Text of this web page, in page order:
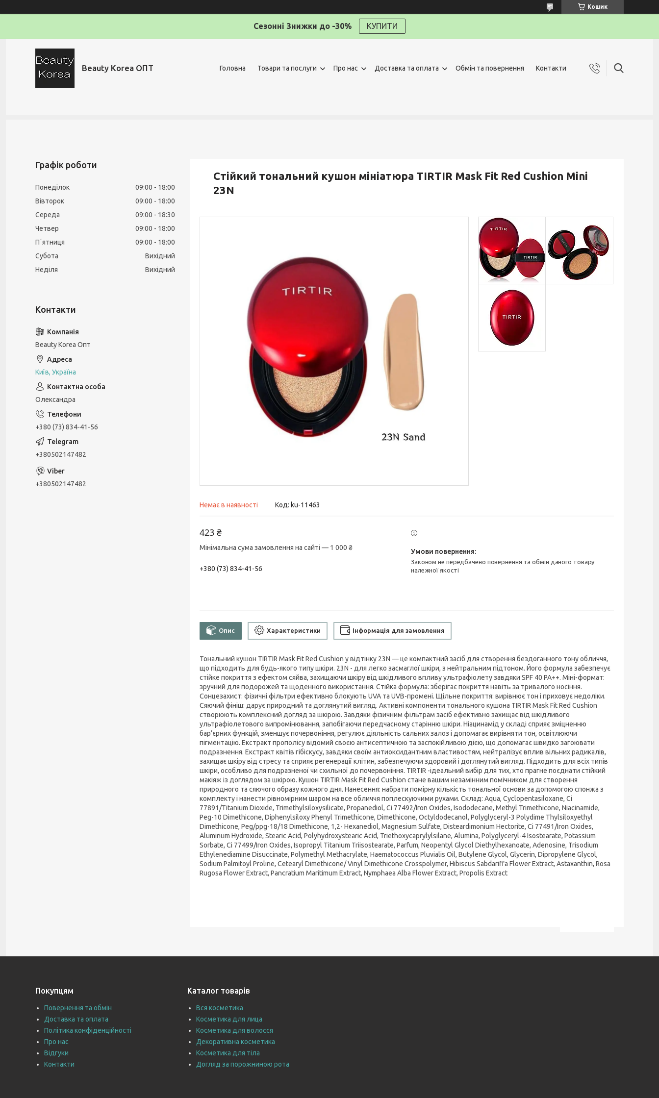
Кошик
Сезонні Знижки до -30% КУПИТИ
Beauty Korea ОПТ Головна Товари та послуги Про нас Доставка та оплата Обмін та повернення Контакти
Стійкий тональний кушон мініатюра TIRTIR Mask Fit Red Cushion Mini
23N
Немає в наявності Код: ku-11463
423 ₴
Мінімальна сума замовлення на сайті — 1 000 ₴
+380 (73) 834-41-56
Законом не передбачено повернення та обмін даного товару
належної якості
Опис Характеристики Інформація для замовлення
Тональний кушон TIRTIR Mask Fit Red Cushion у відтінку 23N — це компактний засіб для створення бездоганного тону обличчя,
що підходить для будь-якого типу шкіри. 23N - для легко засмаглої шкіри, з нейтральним підтоном. Його формула забезпечує
стійке покриття з ефектом сяйва, захищаючи шкіру від шкідливого впливу ультрафіолету завдяки SPF 40 PA++. Міні-формат:
зручний для подорожей та щоденного використання. Стійка формула: зберігає покриття навіть за тривалого носіння.
Сонцезахист: фізичні фільтри ефективно блокують UVA та UVB-промені. Щільне покриття: вирівнює тон і приховує недоліки.
Сяючий фініш: дарує природний та доглянутий вигляд. Активні компоненти тонального кушона TIRTIR Mask Fit Red Cushion
створюють комплексний догляд за шкірою. Завдяки фізичним фільтрам засіб ефективно захищає від шкідливого
ультрафіолетового випромінювання, запобігаючи передчасному старінню шкіри. Ніацинамід у складі сприяє зміцненню
бар’єрних функцій, зменшує почервоніння, регулює діяльність сальних залоз і допомагає вирівняти тон, освітлюючи
пігментацію. Екстракт прополісу відомий своєю антисептичною та заспокійливою дією, що допомагає швидко загоювати
подразнення. Екстракт квітів гібіскусу, завдяки своїм антиоксидантним властивостям, нейтралізує вплив вільних радикалів,
захищає шкіру від стресу та сприяє регенерації клітин, забезпечуючи здоровий і доглянутий вигляд. Підходить для всіх типів
шкіри, особливо для подразненої чи схильної до почервоніння. TIRTIR -ідеальний вибір для тих, хто прагне поєднати стійкий
макіяж із доглядом за шкірою. Кушон TIRTIR Mask Fit Red Cushion стане вашим незамінним помічником для створення
природного та сяючого образу кожного дня. Нанесення: набрати помірну кількість тональної основи за допомогою спонжа з
комплекту і нанести рівномірним шаром на все обличчя поплескуючими рухами. Склад: Aqua, Cyclopentasiloxane, Ci
77891/Titanium Dioxide, Trimethylsiloxysilicate, Propanediol, Ci 77492/Iron Oxides, Isododecane, Methyl Trimethicone, Niacinamide,
Peg-10 Dimethicone, Diphenylsiloxy Phenyl Trimethicone, Dimethicone, Octyldodecanol, Polyglyceryl-3 Polydime Thylsiloxyethyl
Dimethicone, Peg/ppg-18/18 Dimethicone, 1,2- Hexanediol, Magnesium Sulfate, Disteardimonium Hectorite, Ci 77491/Iron Oxides,
Aluminum Hydroxide, Stearic Acid, Polyhydroxystearic Acid, Triethoxycaprylylsilane, Alumina, Polyglyceryl-4 Isostearate, Potassium
Sorbate, Ci 77499/Iron Oxides, Isopropyl Titanium Triisostearate, Parfum, Neopentyl Glycol Diethylhexanoate, Adenosine, Trisodium
Ethylenediamine Disuccinate, Polymethyl Methacrylate, Haematococcus Pluvialis Oil, Butylene Glycol, Glycerin, Dipropylene Glycol,
Sodium Palmitoyl Proline, Cetearyl Dimethicone/ Vinyl Dimethicone Crosspolymer, Hibiscus Sabdariffa Flower Extract, Astaxanthin, Rosa
Rugosa Flower Extract, Pancratium Maritimum Extract, Nymphaea Alba Flower Extract, Propolis Extract
Графік роботи
Понеділок 09:00
18:00
Вівторок
09:00
18:00
Середа
09:00
18:30
Четвер
09:00
18:00
Пʼятниця
09:00
18:00
Субота
Вихідний
Неділя
Вихідний
Beauty Korea Опт
Київ, Україна
Олександра
+380 (73) 834-41-56
+380502147482
+380502147482
Покупцям
Повернення та обмін
Доставка та оплата
Політика конфіденційності
Про нас
Відгуки
Контакти
Каталог товарів
Вся косметика
Косметика для лица
Косметика для волосся
Декоративна косметика
Косметика для тіла
Догляд за порожниною рота